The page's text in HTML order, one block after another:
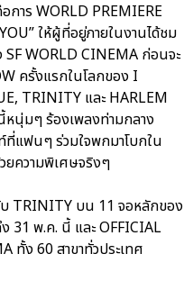
าร WORLD PREMIERE
ให้ผู้ที่อยู่ภายในงานได้ชม
WORLD CINEMA ก่อนจะ
ครั้งแรกในโลกของ I
TRINITY และ HARLEM
หนุ่มๆ ร้องเพลงท่ามกลาง
ที่แฟนๆ ร่วมใจพกมาโบกใน
ยความพิเศษจริงๆ
TRINITY บน 11 จอหลักของ
31 พ.ค. นี้ และ OFFICIAL
ทั้ง 60 สาขาทั่วประเทศ